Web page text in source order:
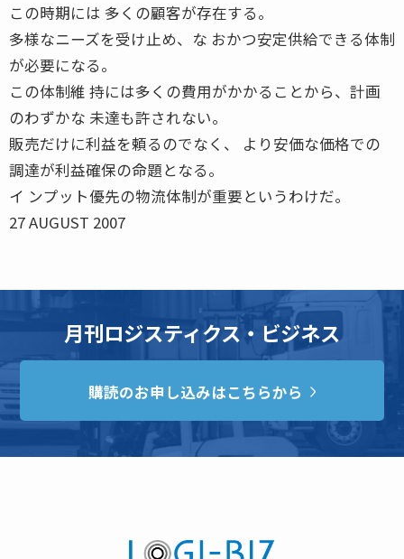
この時期には 多くの顧客が存在する。
多様なニーズを受け止め、な おかつ安定供給できる体制
が必要になる。
この体制維 持には多くの費用がかかることから、計画
のわずかな 未達も許されない。
販売だけに利益を頼るのでなく、 より安価な価格での
調達が利益確保の命題となる。
イ ンプット優先の物流体制が重要というわけだ。
27 AUGUST 2007
月刊ロジスティクス・ビジネス
購読のお申し込みはこちらから